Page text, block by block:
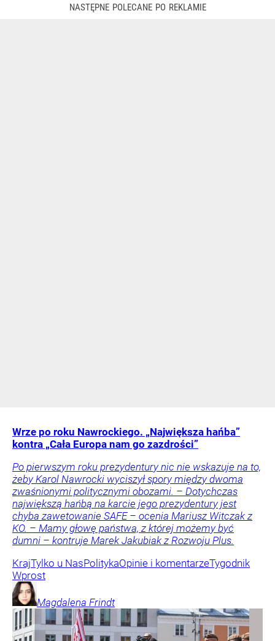
Wrze po roku Nawrockiego. „Największa hańba”
kontra „Cała Europa nam go zazdrości”
Po pierwszym roku prezydentury nic nie wskazuje na to,
żeby Karol Nawrocki wyciszył spory między dwoma
zwaśnionymi politycznymi obozami. – Dotychczas
największą hańbą na karcie jego prezydentury jest
chyba zawetowanie SAFE – ocenia Mariusz Witczak z
KO. – Mamy głowę państwa, z której możemy być
dumni – kontruje Marek Jakubiak z Rozwoju Plus.
KrajTylko u NasPolitykaOpinie i komentarzeTygodnik
Wprost
Magdalena Frindt